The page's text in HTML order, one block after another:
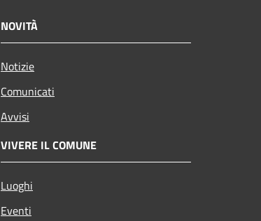
NOVITÀ
Notizie
Comunicati
Avvisi
VIVERE IL COMUNE
Luoghi
Eventi